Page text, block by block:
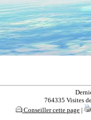
764335 Visites
Conseiller cette page |